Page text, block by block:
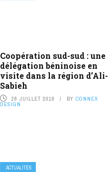
Coopération sud-sud : une
délégation béninoise en
visite dans la région d’Ali-
Sabieh
28 JUILLET 2019 BYCONNEX
DESIGN
ACTUALITÉS